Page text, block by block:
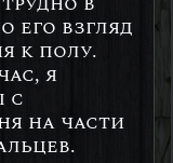
его взгляд
к полу.
я
с
на части